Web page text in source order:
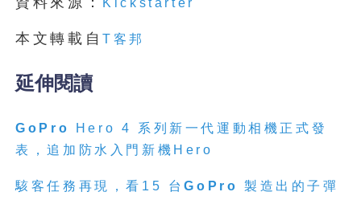
Kickstarter
本文轉載自T客邦
延伸閱讀
GoPro
Hero 4 系列新一代運動相機正式發
表，追加防水入門新機Hero
駭客任務再現，看15 台GoPro
製造出的子彈